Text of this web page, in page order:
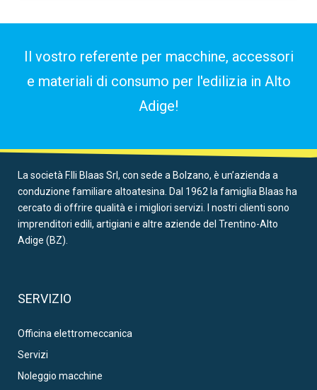
Il vostro referente per macchine, accessori
e materiali di consumo per l'edilizia in Alto
Adige!
La società F.lli Blaas Srl, con sede a Bolzano, è un’azienda a
conduzione familiare altoatesina. Dal 1962 la famiglia Blaas ha
cercato di offrire qualità e i migliori servizi. I nostri clienti sono
imprenditori edili, artigiani e altre aziende del Trentino-Alto
Adige (BZ).
SERVIZIO
Officina elettromeccanica
Servizi
Noleggio macchine